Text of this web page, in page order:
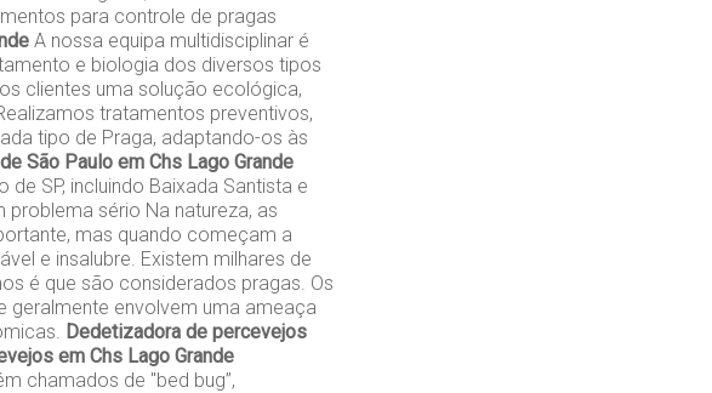
para controle de pragas
A nossa equipa multidisciplinar é
e biologia dos diversos tipos
clientes uma solução ecológica,
tratamentos preventivos,
tipo de Praga, adaptando-os às
São Paulo em Chs Lago Grande
SP, incluindo Baixada Santista e
sério Na natureza, as
mas quando começam a
e insalubre. Existem milhares de
é que são considerados pragas. Os
envolvem uma ameaça
Dedetizadora de percevejos
em Chs Lago Grande
chamados de "bed bug”,